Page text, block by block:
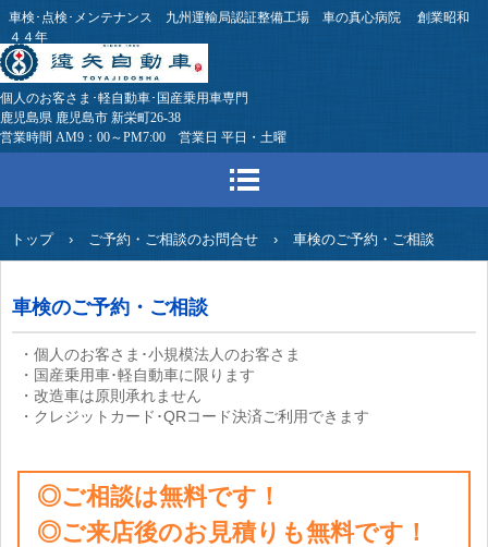
車検･点検･メンテナンス 九州運輸局認証整備工場 車の真心病院 創業昭和
４４年
個人のお客さま･軽自動車･国産乗用車専門
鹿児島県 鹿児島市 新栄町26-38
営業時間 AM9：00～PM7:00 営業日 平日・土曜
トップ › ご予約・ご相談のお問合せ › 車検のご予約・ご相談
車検のご予約・ご相談
・個人のお客さま･小規模法人のお客さま
・国産乗用車･軽自動車に限ります
・改造車は原則承れません
・クレジットカード･QRコード決済ご利用できます
◎ご相談は無料です！
◎ご来店後のお見積りも無料です！